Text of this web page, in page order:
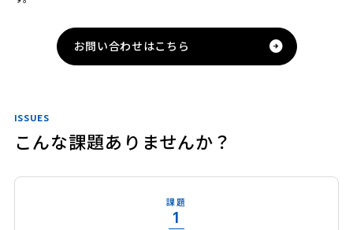
お問い合わせはこちら
ISSUES
こんな課題ありませんか？
課題
1